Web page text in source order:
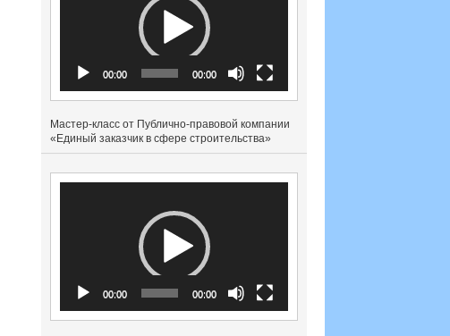
00:00 00:00
Мастер-класс от Публично-правовой компании
«Единый заказчик в сфере строительства»
00:00 00:00